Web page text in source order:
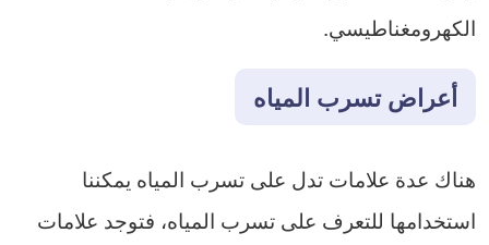
الكهرومغناطيسي.
أعراض تسرب المياه
هناك عدة علامات تدل على تسرب المياه يمكننا
استخدامها للتعرف على تسرب المياه، فتوجد علامات